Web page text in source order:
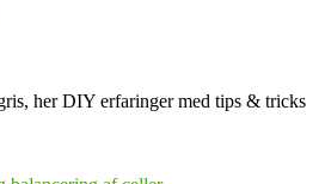
her DIY erfaringer med tips & tricks